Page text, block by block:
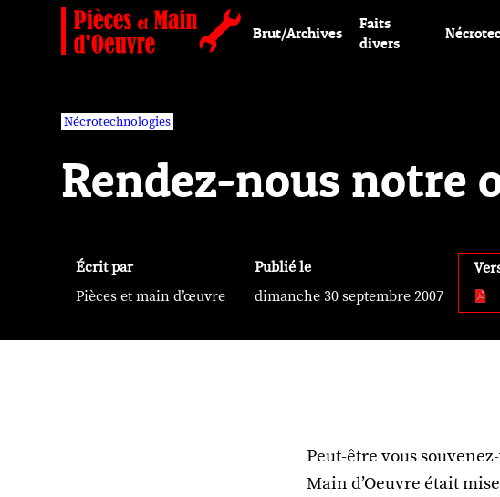
Brut/Archives
Faits
divers
Nécrotechnologies
Rendez-nous notre
Écrit par
Pièces et main d’œuvre
Publié le
dimanche 30 septembre 2007
Peut-être vous
Main d’Oeuvre était